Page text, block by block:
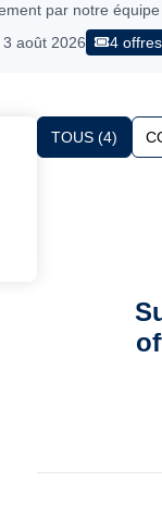
par notre équipe
août 2026
4 offres
TOUS (4)